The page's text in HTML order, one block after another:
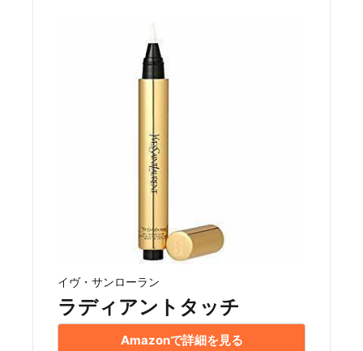
イヴ・サンローラン
ラディアントタッチ
Amazonで詳細を見る